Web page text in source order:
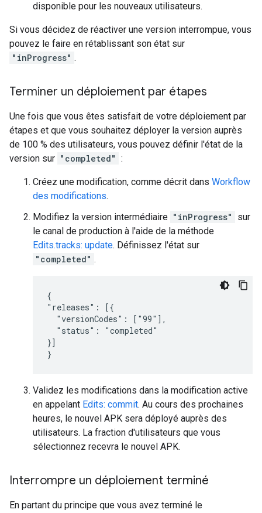
disponible pour les nouveaux utilisateurs.
Si vous décidez de réactiver une version interrompue, vous
pouvez le faire en rétablissant son état sur
"inProgress" .
Terminer un déploiement par étapes
Une fois que vous êtes satisfait de votre déploiement par
étapes et que vous souhaitez déployer la version auprès
de 100 % des utilisateurs, vous pouvez définir l'état de la
version sur "completed" :
Créez une modification, comme décrit dans Workflow
des modifications.
Modifiez la version intermédiaire "inProgress"
sur
le canal de production à l'aide de la méthode
Edits.tracks: update. Définissez l'état sur
"completed" .
{
"releases": [{
  "versionCodes": ["99"],
  "status": "completed"
}]
}
Validez les modifications dans la modification active
en appelant Edits: commit. Au cours des prochaines
heures, le nouvel APK sera déployé auprès des
utilisateurs. La fraction d'utilisateurs que vous
sélectionnez recevra le nouvel APK.
Interrompre un déploiement terminé
En partant du principe que vous avez terminé le